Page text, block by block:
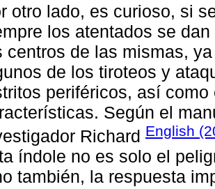
otro lado, es curioso, si
los atentados se
centros de las mismas,
de los tiroteos y
periféricos, así
Según el
Richard English
índole no es solo el
también, la respuesta